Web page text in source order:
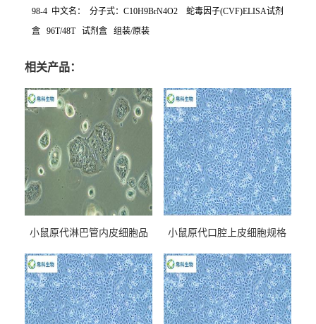
98-4 中文名： 分子式：C10H9BrN4O2 蛇毒因子(CVF)ELISA试剂
盒 96T/48T 试剂盒 组装/原装
相关产品：
小鼠原代淋巴管内皮细胞品
小鼠原代口腔上皮细胞规格